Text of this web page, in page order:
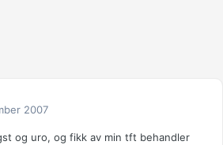
2007
og uro, og fikk av min tft behandler